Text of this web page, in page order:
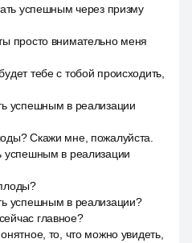
успешным через призму
просто внимательно меня
тебе с тобой происходить,
успешным в реализации
Скажи мне, пожалуйста.
успешным в реализации
успешным в реализации?
главное?
то, что можно увидеть,